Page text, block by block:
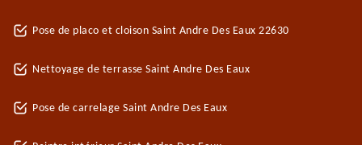
Pose de placo et cloison Saint Andre Des Eaux 22630
Nettoyage de terrasse Saint Andre Des Eaux
Pose de carrelage Saint Andre Des Eaux